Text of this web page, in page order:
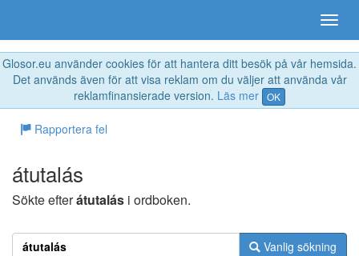
Glosor.eu använder cookies för att hantera ditt besök på vår hemsida.
Det används även för att visa reklam om du väljer att använda vår
reklamfinansierade version. Läs mer OK
Rapportera fel
átutalás
Sökte efterátutalás i ordboken.
Vanlig sökning